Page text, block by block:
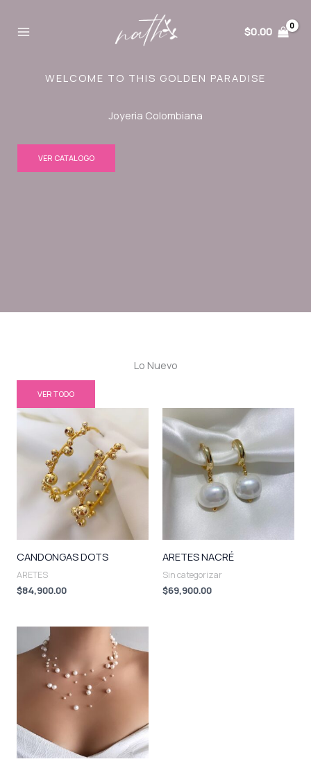
$0.00
WELCOME TO THIS GOLDEN PARADISE
Joyeria Colombiana
VER CATALOGO
Lo Nuevo
VER TODO
CANDONGAS DOTS
ARETES
$84,900.00
ARETES NACRÉ
Sin categorizar
$69,900.00